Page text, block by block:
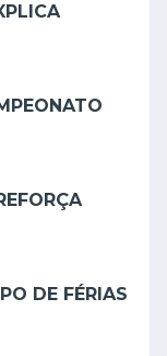
DE FÉRIAS